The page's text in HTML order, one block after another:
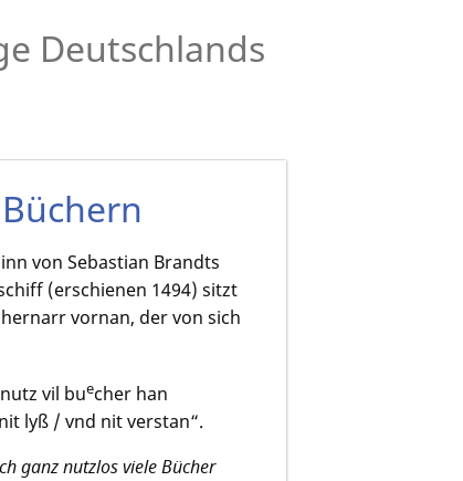
Deutschlands
von Sebastian Brandts
(erschienen 1494) sitzt
vornan, der von sich
vil buecher han
lyß / vnd nit verstan“.
ganz nutzlos viele Bücher